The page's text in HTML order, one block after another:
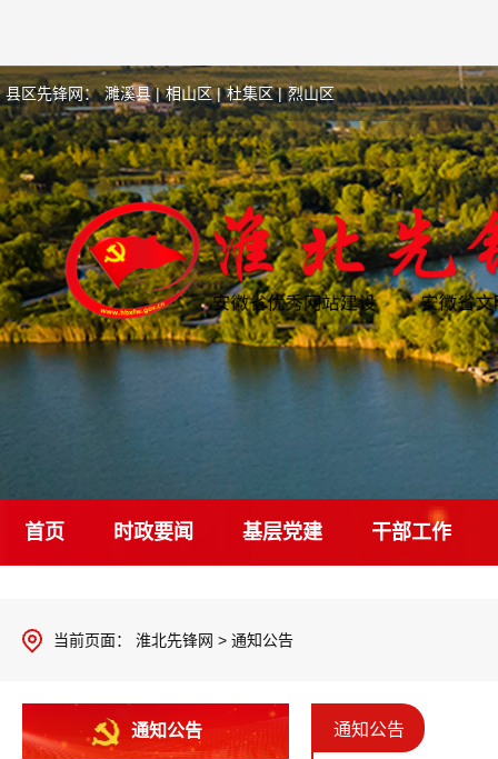
县区先锋网： 濉溪县 | 相山区 | 杜集区 | 烈山区
首页 时政要闻 基层党建 干部工作
当前页面： 淮北先锋网 > 通知公告
通知公告 通知公告